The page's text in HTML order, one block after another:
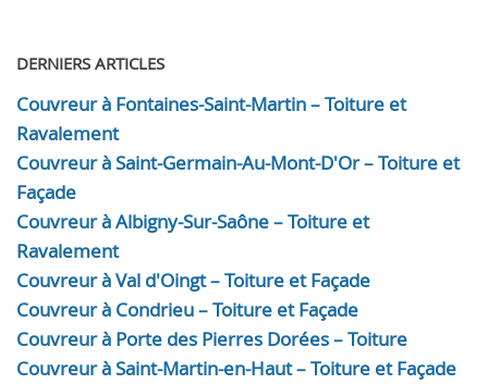
DERNIERS ARTICLES
Couvreur à Fontaines-Saint-Martin – Toiture et
Ravalement
Couvreur à Saint-Germain-Au-Mont-D'Or – Toiture et
Façade
Couvreur à Albigny-Sur-Saône – Toiture et
Ravalement
Couvreur à Val d'Oingt – Toiture et Façade
Couvreur à Condrieu – Toiture et Façade
Couvreur à Porte des Pierres Dorées – Toiture
Couvreur à Saint-Martin-en-Haut – Toiture et Façade